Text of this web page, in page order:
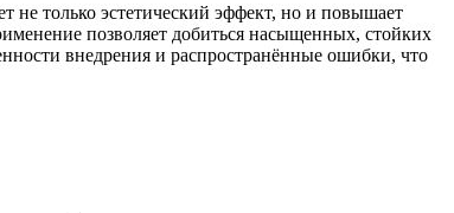
не только эстетический эффект, но и повышает
позволяет добиться насыщенных, стойких
внедрения и распространённые ошибки, что